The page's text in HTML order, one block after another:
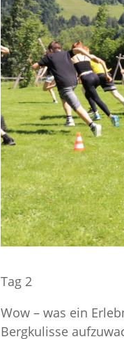
Tag 2
Wow – was ein
Bergkulisse